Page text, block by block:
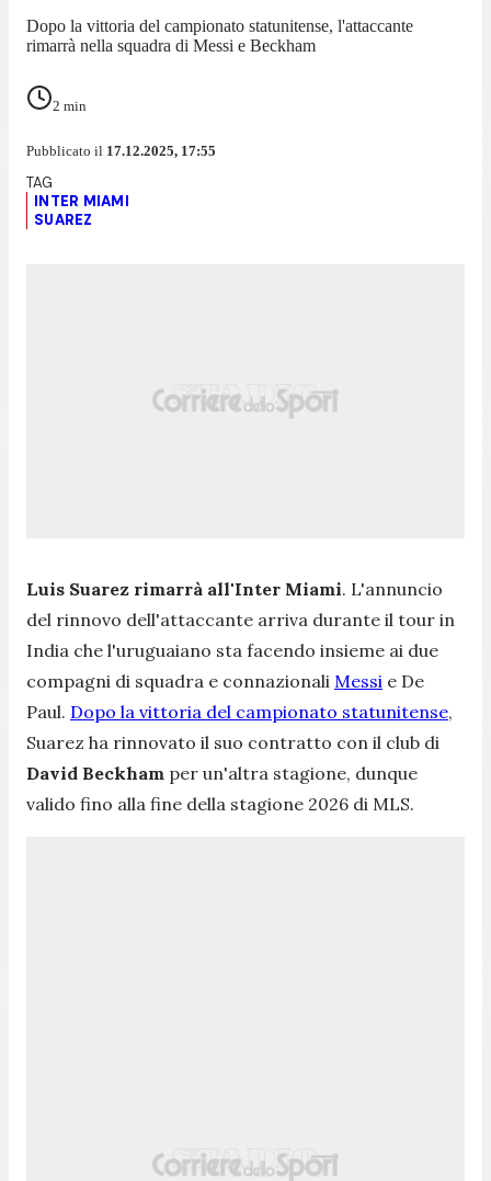
Dopo la vittoria del campionato statunitense, l'attaccante
rimarrà nella squadra di Messi e Beckham
2 min
Pubblicato il 17.12.2025, 17:55
INTER MIAMI
SUAREZ
Luis Suarez rimarrà all'Inter Miami. L'annuncio
del rinnovo dell'attaccante arriva durante il tour in
India che l'uruguaiano sta facendo insieme ai due
compagni di squadra e connazionali Messi e De
Paul. Dopo la vittoria del campionato statunitense,
Suarez ha rinnovato il suo contratto con il club di
David Beckham per un'altra stagione, dunque
valido fino alla fine della stagione 2026 di MLS.